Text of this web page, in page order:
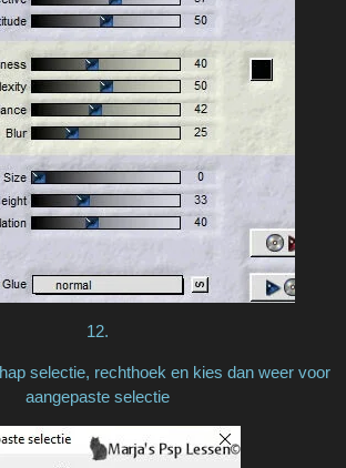
12.
selectie, rechthoek en kies dan weer voor
aangepaste selectie